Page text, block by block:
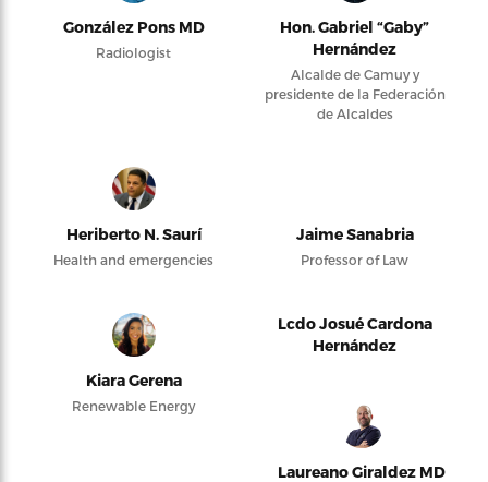
González Pons MD
Radiologist
Hon. Gabriel “Gaby”
Hernández
Alcalde de Camuy y
presidente de la Federación
de Alcaldes
Heriberto N. Saurí
Health and emergencies
Jaime Sanabria
Professor of Law
Kiara Gerena
Renewable Energy
Lcdo Josué Cardona
Hernández
Laureano Giraldez MD